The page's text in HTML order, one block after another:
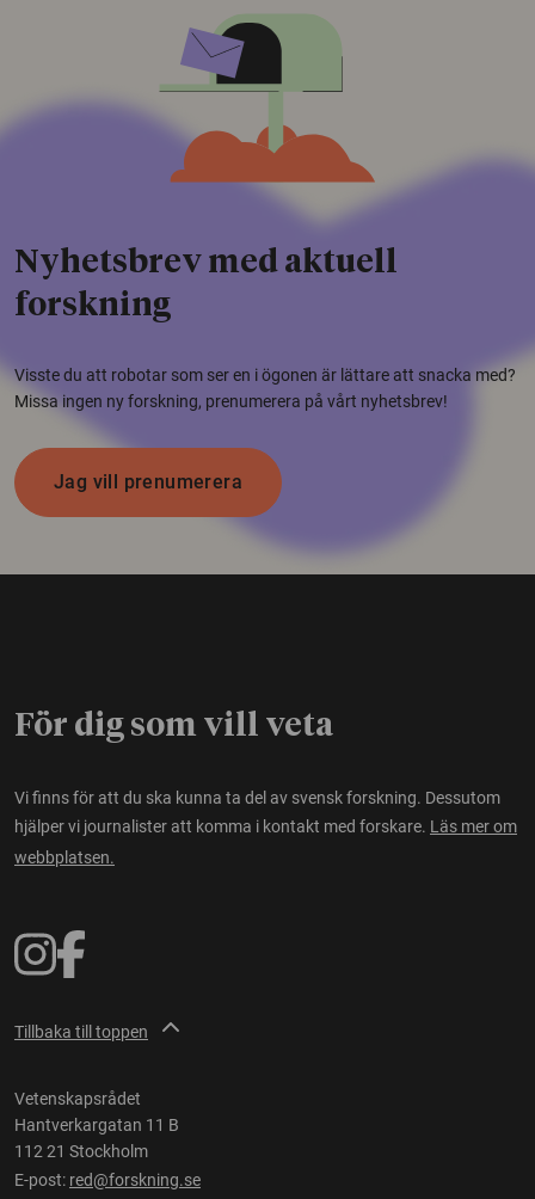
Nyhetsbrev med aktuell
forskning
Visste du att robotar som ser en i ögonen är lättare att snacka med?
Missa ingen ny forskning, prenumerera på vårt nyhetsbrev!
Jag vill prenumerera
För dig som vill veta
Vi finns för att du ska kunna ta del av svensk forskning. Dessutom
hjälper vi journalister att komma i kontakt med forskare. Läs mer om
webbplatsen.
Tillbaka till toppen
Vetenskapsrådet
Hantverkargatan 11 B
112 21 Stockholm
E-post: red@forskning.se